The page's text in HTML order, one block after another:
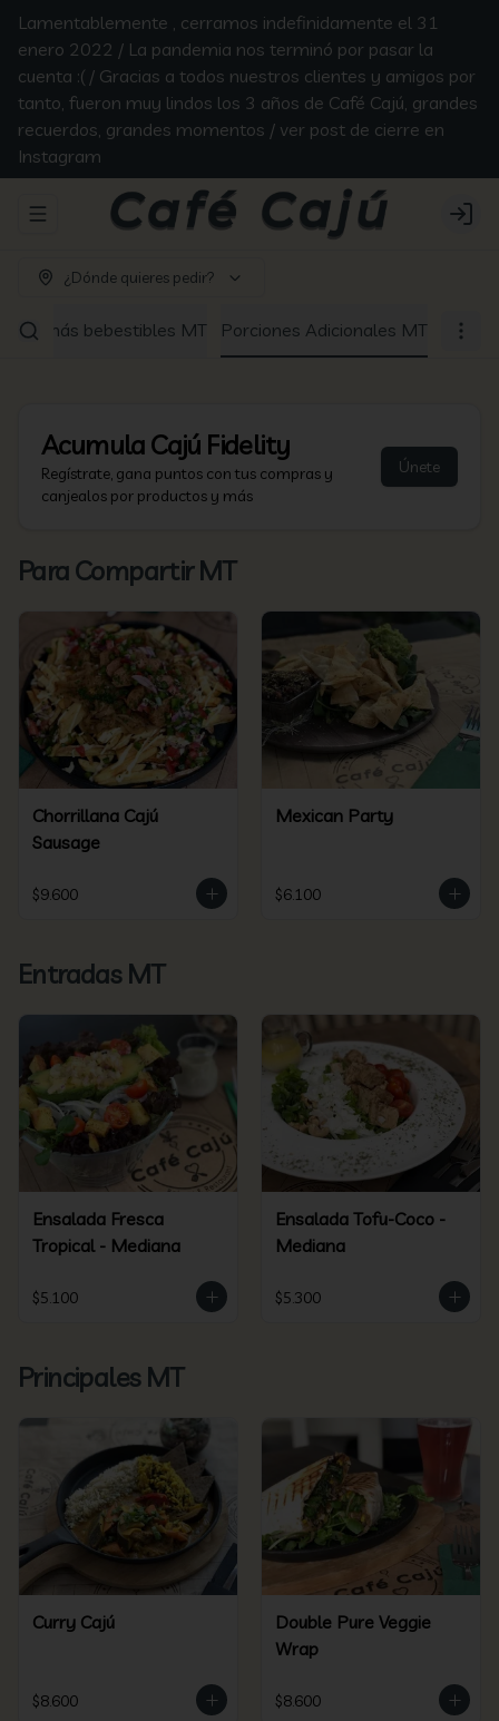
Lamentablemente , cerramos indefinidamente el 31
enero 2022 / La pandemia nos terminó por pasar la
cuenta :( / Gracias a todos nuestros clientes y amigos por
tanto, fueron muy lindos los 3 años de Café Cajú, grandes
recuerdos, grandes momentos / ver post de cierre en
Instagram
Abrir menu de navegación Login
¿Dónde quieres pedir?
demás bebestibles MT Porciones Adicionales MT
Acumula Cajú Fidelity
Regístrate, gana puntos con tus compras y
canjealos por productos y más
Únete
Para Compartir MT
Chorrillana Cajú
Sausage
$9.600
Mexican Party
$6.100
Entradas MT
Ensalada Fresca
Tropical - Mediana
$5.100
Ensalada Tofu-Coco -
Mediana
$5.300
Principales MT
Curry Cajú
$8.600
Double Pure Veggie
Wrap
$8.600